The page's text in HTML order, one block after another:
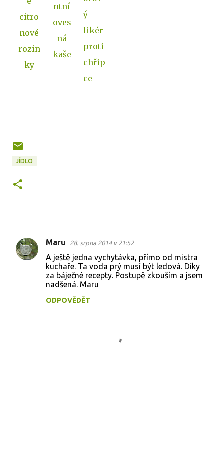
citro
nové
rozin
ky
ntní
oves
ná
kaše
ý
likér
proti
chřip
ce
JÍDLO
K
Maru 28. srpna 2014 v 21:52
A ještě jedna vychytávka, přímo od mistra
kuchaře. Ta voda prý musí být ledová. Díky
za báječné recepty. Postupě zkouším a jsem
nadšená. Maru
ODPOVĚDĚT